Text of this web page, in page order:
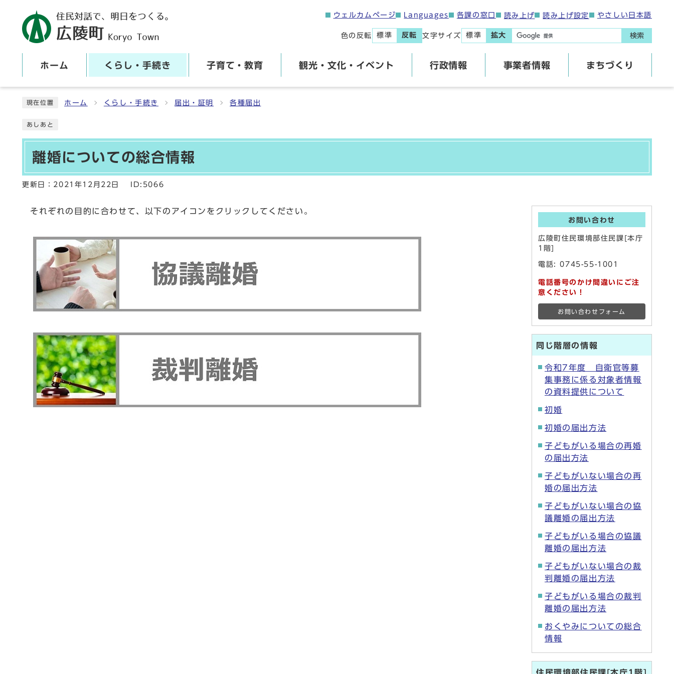
ウェルカムページ Languages 各課の窓口 読み上げ 読み上げ設定 やさしい日本語
色の反転 標準 反転 文字サイズ 標準 拡大 検索
ホーム くらし・手続き 子育て・教育 観光・文化・イベント 行政情報 事業者情報 まちづくり
現在位置 ホーム くらし・手続き 届出・証明 各種届出
あしあと
離婚についての総合情報
更新日： 2021年12月22日 ID:5066
それぞれの目的に合わせて、以下のアイコンをクリックしてください。
お問い合わせ
広陵町住民環境部住民課[本庁
1階]
電話:0745-55-1001
電話番号のかけ間違いにご注
意ください！
お問い合わせフォーム
同じ階層の情報
令和7年度 自衛官等募
集事務に係る対象者情報
の資料提供について
初婚
初婚の届出方法
子どもがいる場合の再婚
の届出方法
子どもがいない場合の再
婚の届出方法
子どもがいない場合の協
議離婚の届出方法
子どもがいる場合の協議
離婚の届出方法
子どもがいない場合の裁
判離婚の届出方法
子どもがいる場合の裁判
離婚の届出方法
おくやみについての総合
情報